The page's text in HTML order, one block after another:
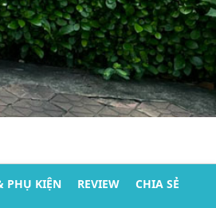
PHỤ KIỆN REVIEW CHIA SẺ